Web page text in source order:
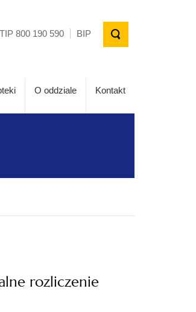
800 190 590 BIP
O oddziale Kontakt
rozliczenie